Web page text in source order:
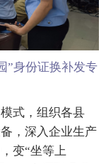
”身份证换补发专
式，组织各县
，深入企业生产
变“坐等上